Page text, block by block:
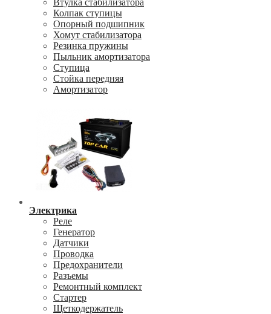
Колпак ступицы
Опорный подшипник
Хомут стабилизатора
Резинка пружины
Пыльник амортизатора
Ступица
Стойка передняя
Амортизатор
Электрика
Реле
Генератор
Датчики
Проводка
Предохранители
Разъемы
Ремонтный комплект
Стартер
Щеткодержатель